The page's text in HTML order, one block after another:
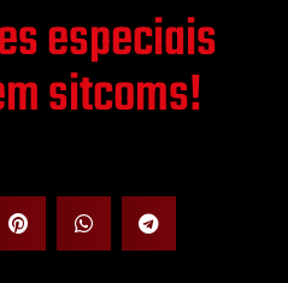
especiais
sitcoms!